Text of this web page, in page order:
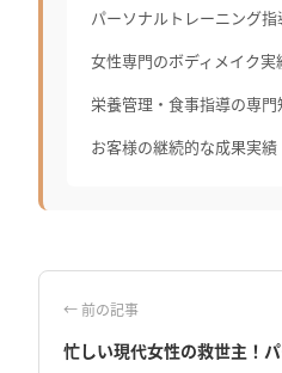
パーソナルトレーニング
女性専門のボディメイク実
栄養管理・食事指導の専門
お客様の継続的な成果実績
← 前の記事
忙しい現代女性の救世主！